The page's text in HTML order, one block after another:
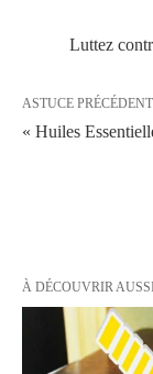
Luttez
ASTUCE
« Huiles
À DÉCOUVRIR